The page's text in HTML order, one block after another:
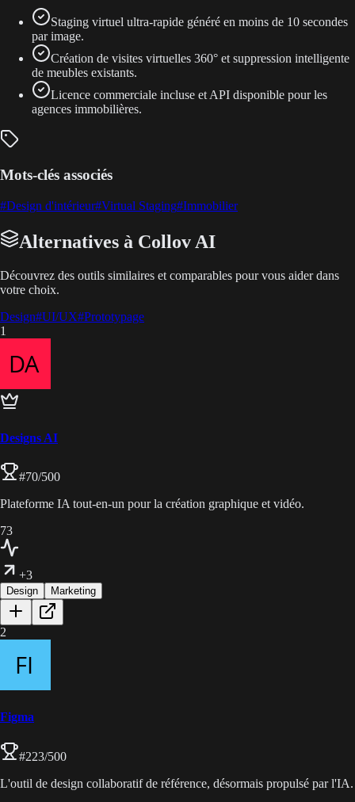
Staging virtuel ultra-rapide généré en moins de 10 secondes
par image.
Création de visites virtuelles 360° et suppression intelligente
de meubles existants.
Licence commerciale incluse et API disponible pour les
agences immobilières.
Mots-clés associés
#Design d'intérieur#Virtual Staging#Immobilier
Alternatives à Collov AI
Découvrez des outils similaires et comparables pour vous aider dans
votre choix.
Design#UI/UX#Prototypage
1
Designs AI
#70/500
Plateforme IA tout-en-un pour la création graphique et vidéo.
73
+3
Design Marketing
2
Figma
#223/500
L'outil de design collaboratif de référence, désormais propulsé par l'IA.